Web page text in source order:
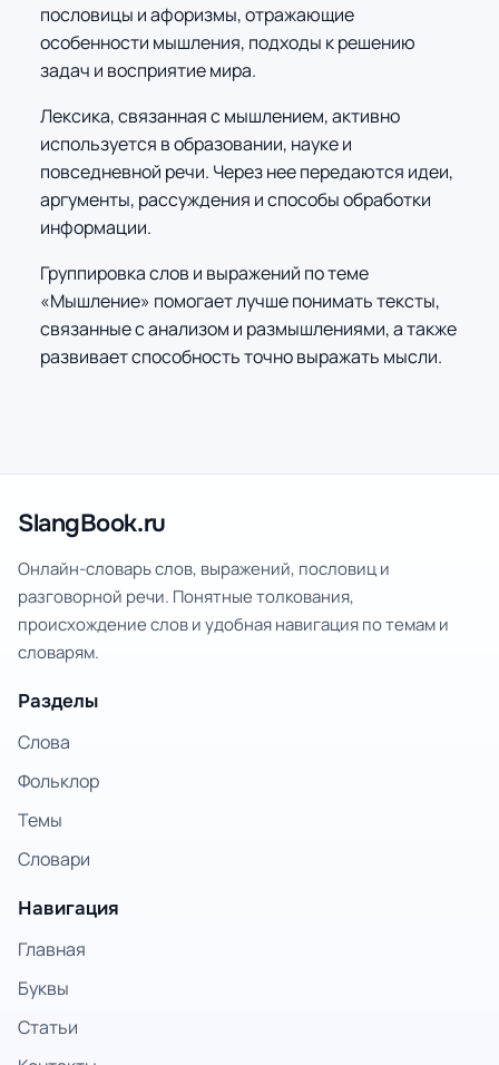
пословицы и афоризмы, отражающие
особенности мышления, подходы к решению
задач и восприятие мира.
Лексика, связанная с мышлением, активно
используется в образовании, науке и
повседневной речи. Через нее передаются идеи,
аргументы, рассуждения и способы обработки
информации.
Группировка слов и выражений по теме
«Мышление» помогает лучше понимать тексты,
связанные с анализом и размышлениями, а также
развивает способность точно выражать мысли.
SlangBook.ru
Онлайн-словарь слов, выражений, пословиц и
разговорной речи. Понятные толкования,
происхождение слов и удобная навигация по темам и
словарям.
Разделы
Слова
Фольклор
Темы
Словари
Навигация
Главная
Буквы
Статьи